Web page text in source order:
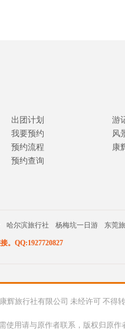
出团计划
我要预约
预约流程
预约查询
游
风
康
哈尔滨旅行社 杨梅坑一日游 东莞
。QQ:1927720827
辉旅行社有限公司 未经许可 不得转
使用请与原作者联系，版权归原作